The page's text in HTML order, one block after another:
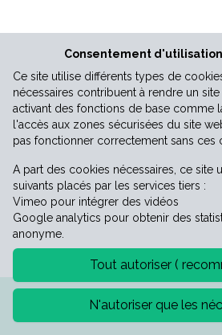
©2026 Mairie de Saint-
Consentement
Ce site utilise différents types de
nécessaires contribuent à rendre un
activant des fonctions de base comme
l'accès aux zones sécurisées du site
pas fonctionner correctement sans ces
A part des cookies nécessaires, ce site
suivants placés par les services tiers :
Vimeo pour intégrer des vidéos
Google analytics pour obtenir des
anonyme.
Tout autoriser (
N'autoriser que les